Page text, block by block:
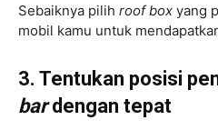
Sebaiknya pilih roof box yang
mobil kamu untuk
3. Tentukan posisi
bardengan tepat